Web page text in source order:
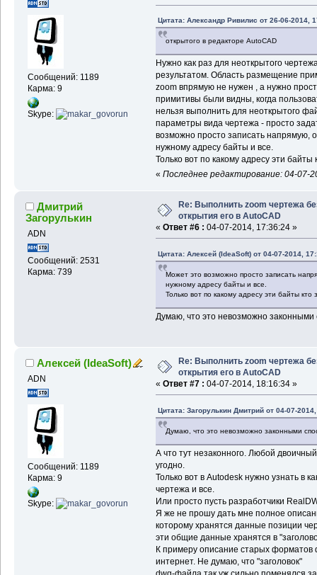
Сообщений: 1189
Карма: 9
Skype:
Цитата: Александр Ривилис от 26-06-2014,
открытого в редакторе AutoCAD
Нужно как раз для неоткрытого
результатом. Область размещение
zoоm впрямую не нужен , а нужно
примитивы были видны, когда
нельзя выполнить для неоткрытого
параметры вида чертежа - просто
возможно просто записать напрямую,
нужному адресу байты и все.
Только вот по какому адресу эти
« Последнее редактирование: 04-07-
Дмитрий
Загорулькин
ADN
Сообщений: 2531
Карма: 739
Re: Выполнить zoom чертежа
открытия его в AutoCAD
« Ответ #6 : 04-07-2014, 17:36:24 »
Цитата: Алексей (IdeaSoft) от 04-07-2014,
Может это возможно просто записать
нужному адресу байты и все.
Только вот по какому адресу эти байты
Думаю, что это невозможно
Алексей (IdeaSoft)
ADN
Сообщений: 1189
Карма: 9
Skype:
Re: Выполнить zoom чертежа
открытия его в AutoCAD
« Ответ #7 : 04-07-2014, 18:16:34 »
Цитата: Загорулькин Дмитрий от 04-07-
Думаю, что это невозможно законными
А что тут незаконного. Любой
угодно.
Только вот в Autodesk нужно узнать в
чертежа и все.
Или просто пусть разработчики
Я же не прошу дать мне полное
которому хранятся данные позиции
эти общие данные хранятся в
К примеру описание старых форматов
интернет. Не думаю, что "заголовок"